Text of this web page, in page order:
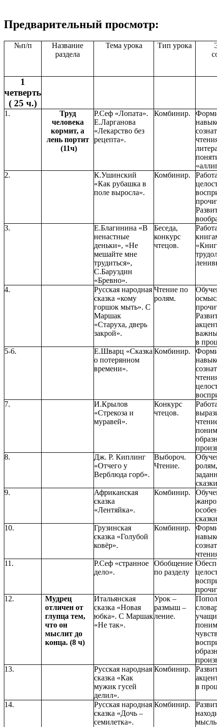
Предварительный просмотр:
№п/п
Название
раздела
Тема урока Тип урока
1
четверть
( 25 ч.)
1.
Труд
человека
кормит, а
лень портит
(11ч)
Р.Сеф «Лопата».
Е.Ларганова
«Лекарство без
рецепта».
Комбинир.
2.
К.Ушинский
«Как рубашка в
поле выросла».
Комбинир.
3.
Е.Благинина «В
ненастные
деньки», «Не
мешайте мне
трудиться»,
С.Баруздин
«Бревно».
Беседа,
конкурс
чтецов.
4.
Русская народная
сказка «кому
горшок мыть». С
Маршак
«Старуха, дверь
закрой».
Чтение по
ролям.
в
5-6.
Е.Шварц «Сказка
о потерянном
времени».
Комбинир.
7.
И.Крылов
«Стрекоза и
муравей».
Конкурс
чтецов.
8.
Дж. Р. Киплинг
«Отчего у
Верблюда горб».
Выбороч.
Чтение.
9.
Африканская
сказка
«Лентяйка».
Комбинир.
10.
Грузинская
сказка «Голубой
ковёр».
Комбинир.
11.
Р.Сеф «странное
дело».
Обобщение
по разделу
12.
Мудрец
отличен от
глупца тем,
что он
мыслит до
конца. (8 ч)
Итальянская
сказка «Новая
юбка». С Маршак
«Не так».
Урок –
размыш –
ление.
13.
Русская народная
сказка «Как
мужик гусей
делил».
Комбинир.
в
14.
Русская народная
сказка «Дочь –
семилетка».
Комбинир.
мысль